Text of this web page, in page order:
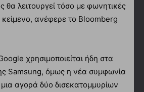
λειτουργεί τόσο με φωνητικές
κείμενο, ανέφερε το Bloomberg
χρησιμοποιείται ήδη στα
Samsung, όμως η νέα συμφωνία
αγορά δύο δισεκατομμυρίων